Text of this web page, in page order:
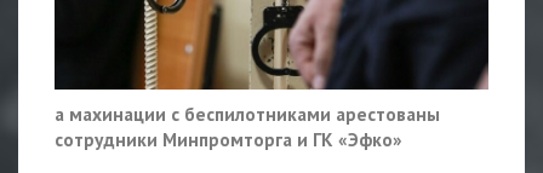
а махинации с беспилотниками арестованы
сотрудники Минпромторга и ГК «Эфко»